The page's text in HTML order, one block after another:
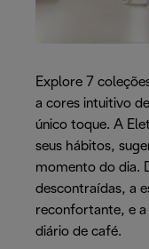
Explore 7
a cores intuitivo
único toque. A
seus hábitos,
momento do dia.
descontraídas, a
reconfortante, e
diário de café.